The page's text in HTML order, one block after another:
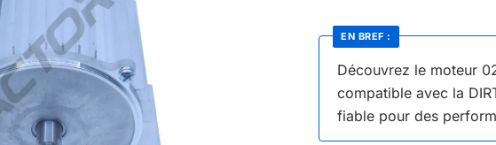
Découvrez le moteur
compatible avec la
fiable pour des
EN BREF :